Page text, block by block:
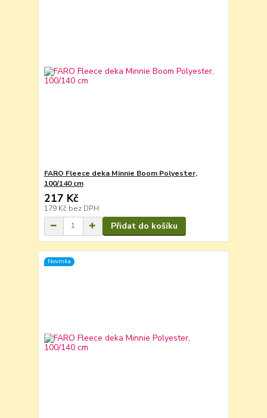
FARO Fleece deka Minnie Boom Polyester,
100/140 cm
217 Kč
179 Kč bez DPH
Přidat do košíku
Novinka